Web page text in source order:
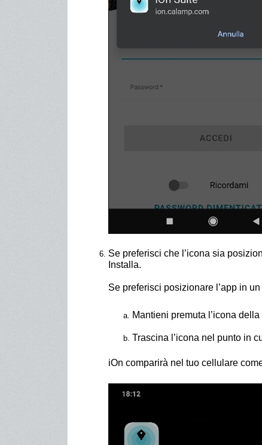
Se preferisci che l’icona sia
Installa.
Se preferisci posizionare l’app in
Mantieni premuta l’icona
Trascina l’icona nel punto in
iOn comparirà nel tuo cellulare